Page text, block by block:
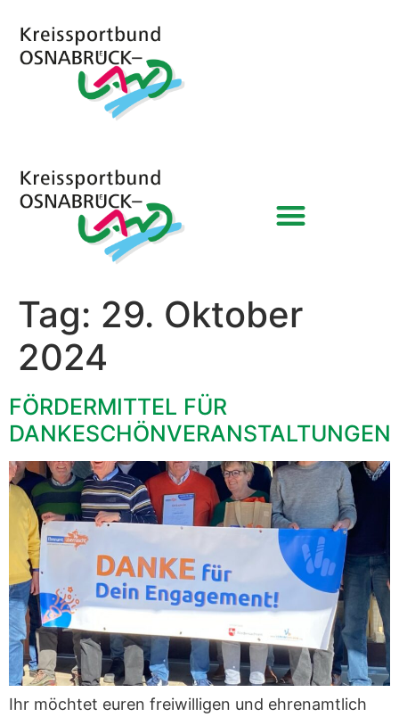
Tag: 29. Oktober
2024
FÖRDERMITTEL FÜR
DANKESCHÖNVERANSTALTUNGEN
Ihr möchtet euren freiwilligen und ehrenamtlich